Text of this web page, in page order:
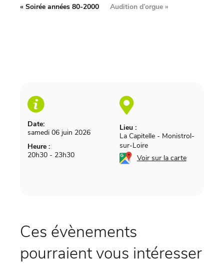
Date:
samedi 06 juin 2026
Heure :
20h30 - 23h30
Lieu :
La Capitelle - Monistrol-
sur-Loire
Voir sur la carte
« Soirée années 80-2000 Audition d’orgue »
Ces évènements
pourraient vous intéresser